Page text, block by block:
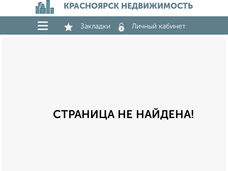
КРАСНОЯРСК НЕДВИЖИМОСТЬ
Закладки Личный кабинет
СТРАНИЦА НЕ НАЙДЕНА!